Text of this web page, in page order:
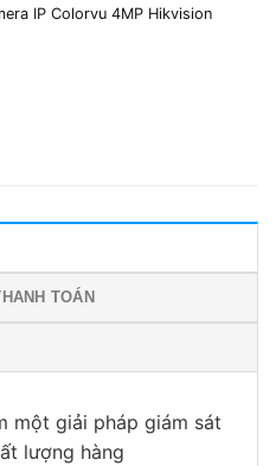
IP Colorvu 4MP Hikvision
TOÁN
một giải pháp giám sát
lượng hàng